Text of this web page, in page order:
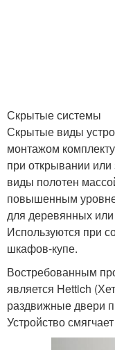
Скрытые системы
Скрытые виды
монтажом
при открывании
виды полотен
повышенным
для деревянных
Используются при
шкафов-купе.
Востребованным
является Hettich
раздвижные двери
Устройство